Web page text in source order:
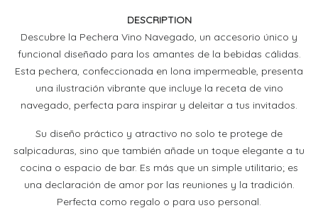
DESCRIPTION
Descubre la Pechera Vino Navegado, un accesorio único y
funcional diseñado para los amantes de la bebidas cálidas.
Esta pechera, confeccionada en lona impermeable, presenta
una ilustración vibrante que incluye la receta de vino
navegado, perfecta para inspirar y deleitar a tus invitados.
Su diseño práctico y atractivo no solo te protege de
salpicaduras, sino que también añade un toque elegante a tu
cocina o espacio de bar. Es más que un simple utilitario; es
una declaración de amor por las reuniones y la tradición.
Perfecta como regalo o para uso personal.